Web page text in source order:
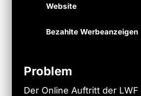
Website
Bezahlte Werbeanzeigen
Problem
Der Online Auftritt der LWF